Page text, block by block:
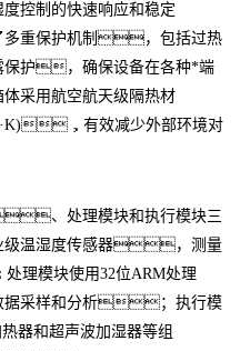
控制的快速响应和稳定
重保护机制，包括过热
护，确保设备在各种*端
用航空航天级隔热材
，有效减少外部环境对
、处理模块和执行模块三
级温湿度传感器，测量
理模块使用32位ARM处理
采样和分析；执行模
器和超声波加湿器等组